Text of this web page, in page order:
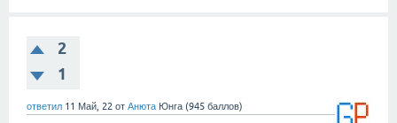
2
1
ответил 11 Май, 22 от Анюта Юнга (945 баллов)